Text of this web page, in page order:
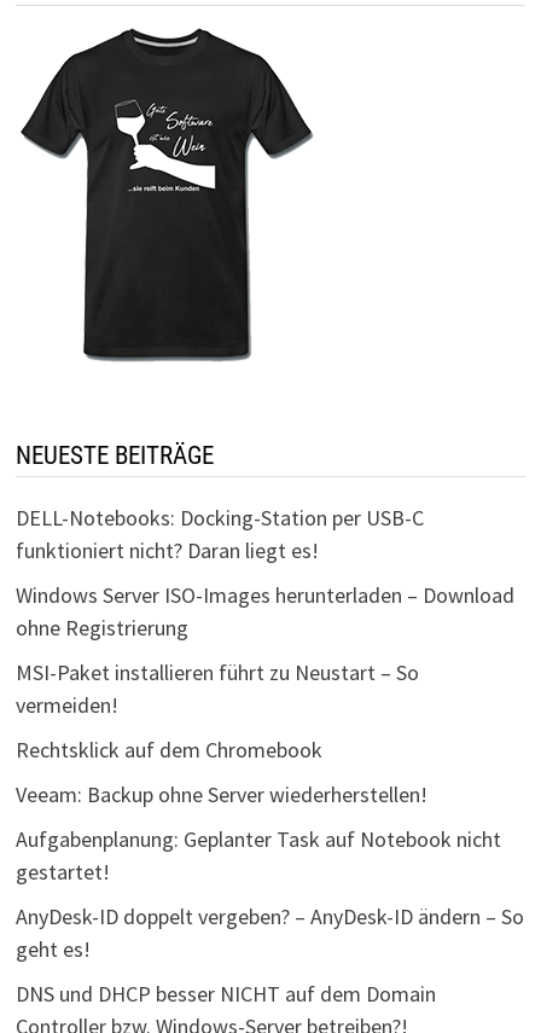
NEUESTE BEITRÄGE
DELL-Notebooks: Docking-Station per USB-C
funktioniert nicht? Daran liegt es!
Windows Server ISO-Images herunterladen – Download
ohne Registrierung
MSI-Paket installieren führt zu Neustart – So
vermeiden!
Rechtsklick auf dem Chromebook
Veeam: Backup ohne Server wiederherstellen!
Aufgabenplanung: Geplanter Task auf Notebook nicht
gestartet!
AnyDesk-ID doppelt vergeben? – AnyDesk-ID ändern – So
geht es!
DNS und DHCP besser NICHT auf dem Domain
Controller bzw. Windows-Server betreiben?!